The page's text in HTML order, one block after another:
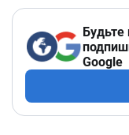
Будьте
Google